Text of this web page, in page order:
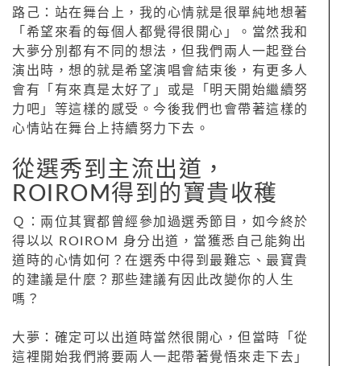
路己：站在舞台上，我的心情就是很單純地想著
「希望來看的每個人都覺得很開心」。當然我和
大夢分別都有不同的想法，但我們兩人一起登台
演出時，想的就是希望演唱會結束後，有更多人
會有「有來真是太好了」或是「明天開始繼續努
力吧」等這樣的感受。今後我們也會帶著這樣的
心情站在舞台上持續努力下去。
從選秀到主流出道，
ROIROM得到的寶貴收穫
Ｑ：兩位其實都曾經參加過選秀節目，如今終於
得以以 ROIROM 身分出道，當獲悉自己能夠出
道時的心情如何？在選秀中得到最難忘、最寶貴
的建議是什麼？那些建議有因此改變你的人生
嗎？
大夢：確定可以出道時當然很開心，但當時「從
這裡開始我們將要兩人一起帶著覺悟來走下去」